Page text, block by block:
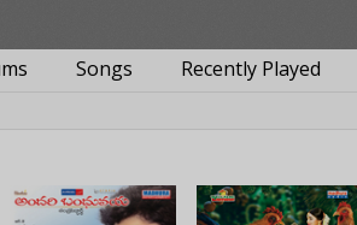
Songs Recently Played